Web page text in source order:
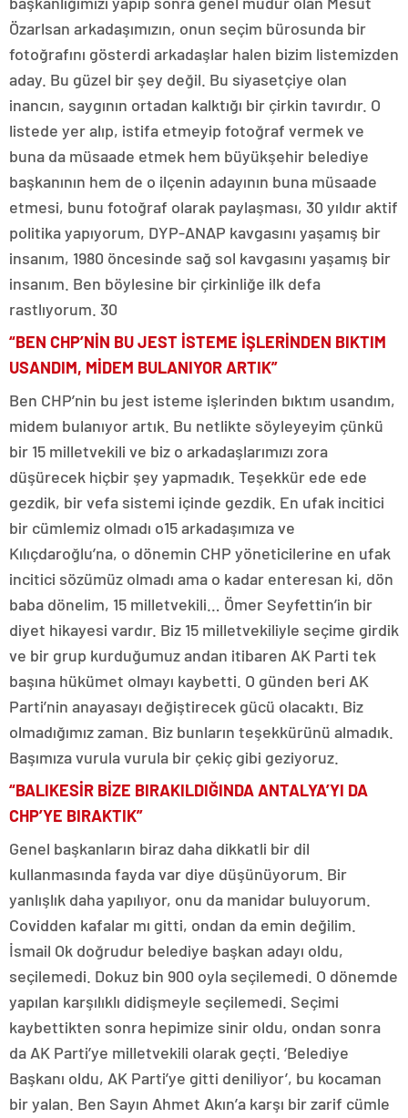
Özarlsan arkadaşımızın, onun seçim bürosunda bir
fotoğrafını gösterdi arkadaşlar halen bizim listemizden
aday. Bu güzel bir şey değil. Bu siyasetçiye olan
inancın, saygının ortadan kalktığı bir çirkin tavırdır. O
listede yer alıp, istifa etmeyip fotoğraf vermek ve
buna da müsaade etmek hem büyükşehir belediye
başkanının hem de o ilçenin adayının buna müsaade
etmesi, bunu fotoğraf olarak paylaşması, 30 yıldır aktif
politika yapıyorum, DYP-ANAP kavgasını yaşamış bir
insanım, 1980 öncesinde sağ sol kavgasını yaşamış bir
insanım. Ben böylesine bir çirkinliğe ilk defa
rastlıyorum. 30
“BEN CHP’NİN BU JEST İSTEME İŞLERİNDEN BIKTIM
USANDIM, MİDEM BULANIYOR ARTIK”
Ben CHP’nin bu jest isteme işlerinden bıktım usandım,
midem bulanıyor artık. Bu netlikte söyleyeyim çünkü
bir 15 milletvekili ve biz o arkadaşlarımızı zora
düşürecek hiçbir şey yapmadık. Teşekkür ede ede
gezdik, bir vefa sistemi içinde gezdik. En ufak incitici
bir cümlemiz olmadı o15 arkadaşımıza ve
Kılıçdaroğlu’na, o dönemin CHP yöneticilerine en ufak
incitici sözümüz olmadı ama o kadar enteresan ki, dön
baba dönelim, 15 milletvekili… Ömer Seyfettin’in bir
diyet hikayesi vardır. Biz 15 milletvekiliyle seçime girdik
ve bir grup kurduğumuz andan itibaren AK Parti tek
başına hükümet olmayı kaybetti. O günden beri AK
Parti’nin anayasayı değiştirecek gücü olacaktı. Biz
olmadığımız zaman. Biz bunların teşekkürünü almadık.
Başımıza vurula vurula bir çekiç gibi geziyoruz.
“BALIKESİR BİZE BIRAKILDIĞINDA ANTALYA’YI DA
CHP’YE BIRAKTIK”
Genel başkanların biraz daha dikkatli bir dil
kullanmasında fayda var diye düşünüyorum. Bir
yanlışlık daha yapılıyor, onu da manidar buluyorum.
Covidden kafalar mı gitti, ondan da emin değilim.
İsmail Ok doğrudur belediye başkan adayı oldu,
seçilemedi. Dokuz bin 900 oyla seçilemedi. O dönemde
yapılan karşılıklı didişmeyle seçilemedi. Seçimi
kaybettikten sonra hepimize sinir oldu, ondan sonra
da AK Parti’ye milletvekili olarak geçti. ‘Belediye
Başkanı oldu, AK Parti’ye gitti deniliyor’, bu kocaman
bir yalan. Ben Sayın Ahmet Akın’a karşı bir zarif cümle